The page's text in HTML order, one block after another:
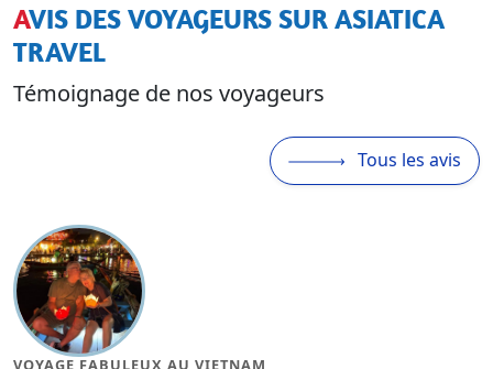
AVIS DES VOYAGEURS SUR ASIATICA
TRAVEL
Témoignage de nos voyageurs
Tous les avis
MAGNIFIQUE VOYAGE AU VIETNAM